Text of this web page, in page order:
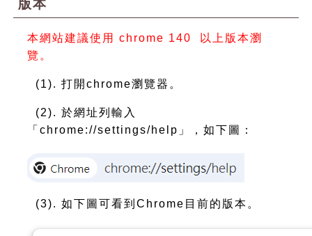
版本
本網站建議使用 chrome 140 以上版本瀏
覽。
(1). 打開chrome瀏覽器。
(2). 於網址列輸入
「chrome://settings/help」，如下圖：
(3). 如下圖可看到Chrome目前的版本。